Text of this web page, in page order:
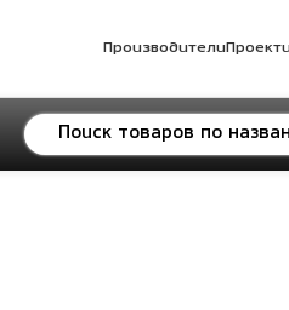
Производители